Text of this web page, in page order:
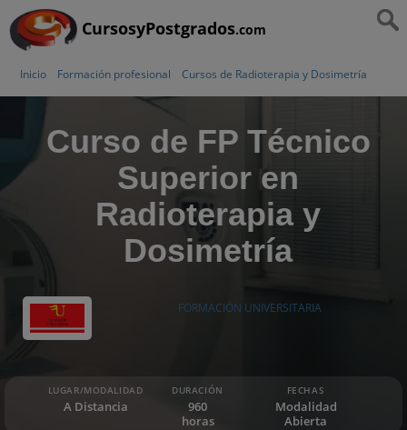
CursosyPostgrados.com
Inicio Formación profesional Cursos de Radioterapia y Dosimetría
Curso de FP Técnico
Superior en
Radioterapia y
Dosimetría
FORMACIÓN UNIVERSITARIA
LUGAR/MODALIDAD
A Distancia
DURACIÓN
960
horas
FECHAS
Modalidad
Abierta